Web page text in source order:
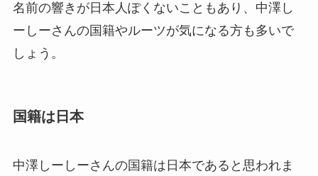
名前の響きが日本人ぽくないこともあり、中澤し
ーしーさんの国籍やルーツが気になる方も多いで
しょう。
国籍は日本
中澤しーしーさんの国籍は日本であると思われま